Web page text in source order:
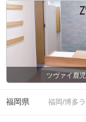
ツヴァイ鹿
福岡県 福岡/博多